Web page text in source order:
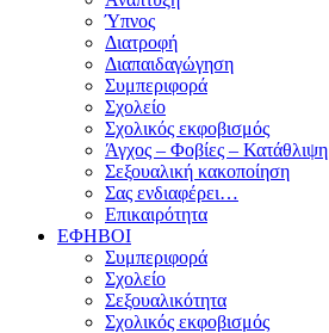
Ύπνος
Διατροφή
Διαπαιδαγώγηση
Συμπεριφορά
Σχολείο
Σχολικός εκφοβισμός
Άγχος – Φοβίες – Κατάθλιψη
Σεξουαλική κακοποίηση
Σας ενδιαφέρει…
Επικαιρότητα
ΕΦΗΒΟΙ
Συμπεριφορά
Σχολείο
Σεξουαλικότητα
Σχολικός εκφοβισμός